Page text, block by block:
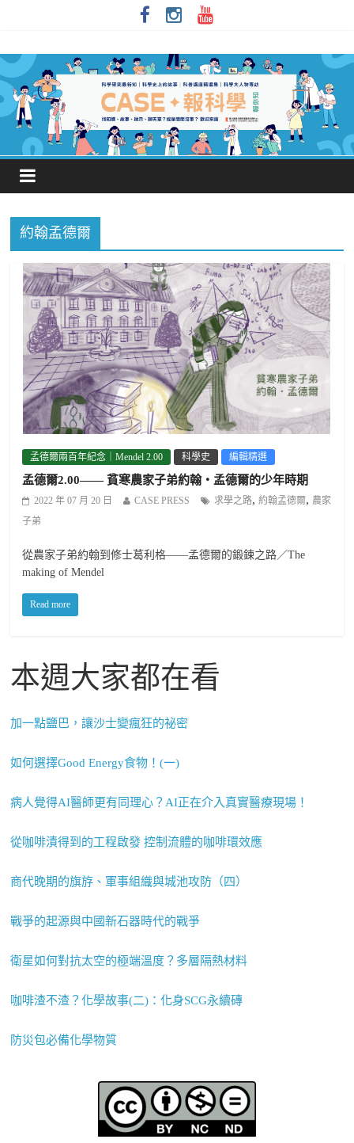
約翰孟德爾
孟德爾兩百年紀念｜Mendel 2.00 科學史 編輯精選
孟德爾2.00—— 貧寒農家子弟約翰・孟德爾的少年時期
2022 年 07 月 20 日 CASE PRESS 求學之路,約翰孟德爾, 農家
子弟
從農家子弟約翰到修士葛利格——孟德爾的鍛鍊之路／The
making of Mendel
Read more
本週大家都在看
加一點鹽巴，讓沙士變瘋狂的祕密
如何選擇Good Energy食物！(一)
病人覺得AI醫師更有同理心？AI正在介入真實醫療現場！
從咖啡漬得到的工程啟發 控制流體的咖啡環效應
商代晚期的旗斿、軍事組織與城池攻防（四）
戰爭的起源與中國新石器時代的戰爭
衛星如何對抗太空的極端溫度？多層隔熱材料
咖啡渣不渣？化學故事(二)：化身SCG永續磚
防災包必備化學物質